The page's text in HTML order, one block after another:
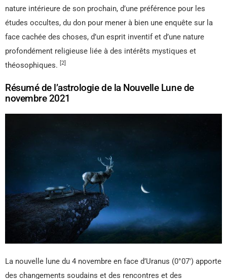
nature intérieure de son prochain, d’une préférence pour les
études occultes, du don pour mener à bien une enquête sur la
face cachée des choses, d’un esprit inventif et d’une nature
profondément religieuse liée à des intérêts mystiques et
théosophiques.
[2]
Résumé de l’astrologie de la Nouvelle Lune de
novembre 2021
La nouvelle lune du 4 novembre en face d’Uranus (0°07′) apporte
des changements soudains et des rencontres et des